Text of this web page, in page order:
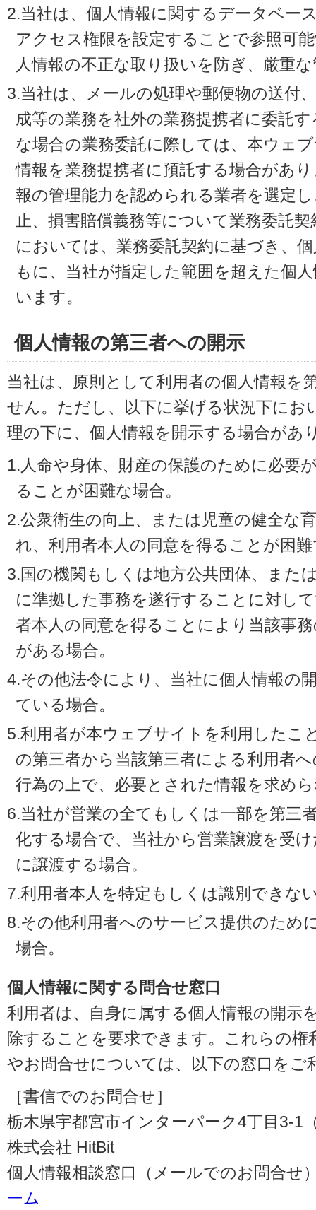
2.当社は、個人情報に関するデータベー
アクセス権限を設定することで参照可
人情報の不正な取り扱いを防ぎ、厳重
3.当社は、メールの処理や郵便物の送付
成等の業務を社外の業務提携者に委託
な場合の業務委託に際しては、本ウェ
情報を業務提携者に預託する場合があ
報の管理能力を認められる業者を選定
止、損害賠償義務等について業務委託
においては、業務委託契約に基づき、
もに、当社が指定した範囲を超えた個
います。
個人情報の第三者への開示
当社は、原則として利用者の個人情報を
せん。ただし、以下に挙げる状況下にお
理の下に、個人情報を開示する場合があ
1.人命や身体、財産の保護のために必要
ることが困難な場合。
2.公衆衛生の向上、または児童の健全な
れ、利用者本人の同意を得ることが困
3.国の機関もしくは地方公共団体、また
に準拠した事務を遂行することに対し
者本人の同意を得ることにより当該事
がある場合。
4.その他法令により、当社に個人情報の
ている場合。
5.利用者が本ウェブサイトを利用したこ
の第三者から当該第三者による利用者
行為の上で、必要とされた情報を求め
6.当社が営業の全てもしくは一部を第三
化する場合で、当社から営業譲渡を受
に譲渡する場合。
7.利用者本人を特定もしくは識別できな
8.その他利用者へのサービス提供のため
場合。
個人情報に関する問合せ窓口
利用者は、自身に属する個人情報の開示
除することを要求できます。これらの権
やお問合せについては、以下の窓口をご
［書信でのお問合せ］
栃木県宇都宮市インターパーク4丁目3-1
株式会社 HitBit
個人情報相談窓口（メールでのお問合せ
ーム